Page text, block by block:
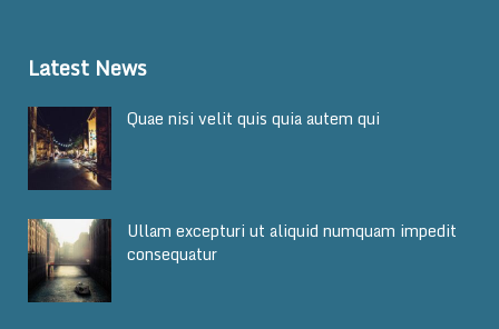
Latest News
Quae nisi velit quis quia autem qui
Ullam excepturi ut aliquid numquam impedit
consequatur